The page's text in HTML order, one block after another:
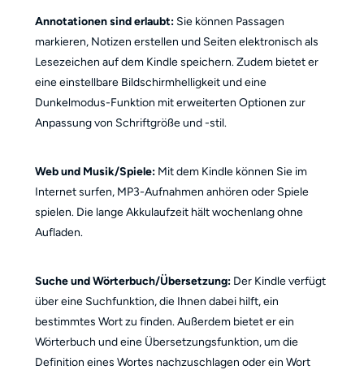
Annotationen sind erlaubt: Sie können Passagen
markieren, Notizen erstellen und Seiten elektronisch als
Lesezeichen auf dem Kindle speichern. Zudem bietet er
eine einstellbare Bildschirmhelligkeit und eine
Dunkelmodus-Funktion mit erweiterten Optionen zur
Anpassung von Schriftgröße und -stil.
Web und Musik/Spiele: Mit dem Kindle können Sie im
Internet surfen, MP3-Aufnahmen anhören oder Spiele
spielen. Die lange Akkulaufzeit hält wochenlang ohne
Aufladen.
Suche und Wörterbuch/Übersetzung: Der Kindle verfügt
über eine Suchfunktion, die Ihnen dabei hilft, ein
bestimmtes Wort zu finden. Außerdem bietet er ein
Wörterbuch und eine Übersetzungsfunktion, um die
Definition eines Wortes nachzuschlagen oder ein Wort